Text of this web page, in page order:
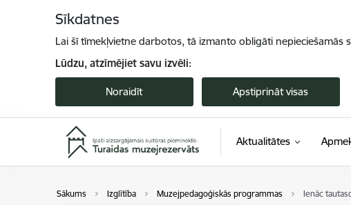
Sīkdatnes
Lai šī tīmekļvietne darbotos, tā izmanto obligāti
Lūdzu, atzīmējiet savu izvēli:
Noraidīt Apstiprināt visas
Aktualitātes
Sākums Izglītība Muzejpedagoģiskās programmas Ienāc